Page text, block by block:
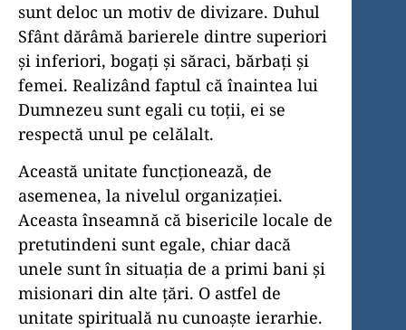
sunt deloc un motiv de divizare. Duhul
Sfânt dărâmă barierele dintre superiori
şi inferiori, bogaţi şi săraci, bărbaţi şi
femei. Realizând faptul că înaintea lui
Dumnezeu sunt egali cu toţii, ei se
respectă unul pe celălalt.
Această unitate funcţionează, de
asemenea, la nivelul organizaţiei.
Aceasta înseamnă că bisericile locale de
pretutindeni sunt egale, chiar dacă
unele sunt în situaţia de a primi bani şi
misionari din alte ţări. O astfel de
unitate spirituală nu cunoaşte ierarhie.